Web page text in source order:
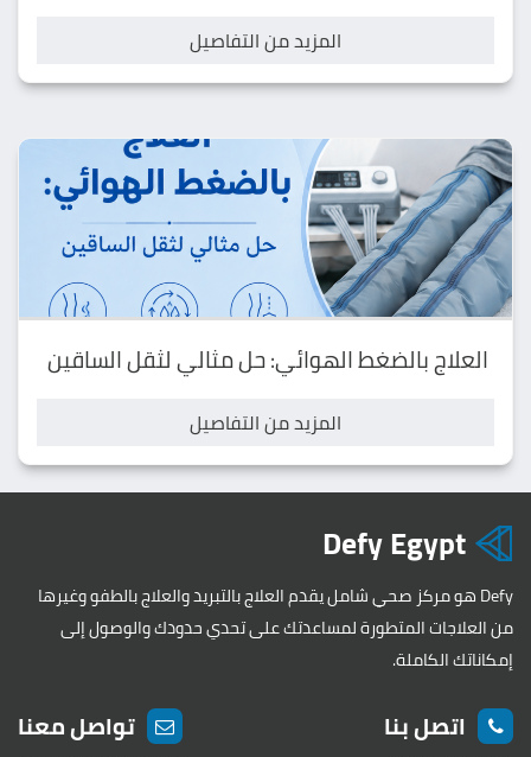
المزيد من التفاصيل
العلاج بالضغط الهوائي: حل مثالي لثقل الساقين
المزيد من التفاصيل
Defy Egypt
Defy هو مركز صحي شامل يقدم العلاج بالتبريد والعلاج بالطفو وغيرها
من العلاجات المتطورة لمساعدتك على تحدي حدودك والوصول إلى
إمكاناتك الكاملة.
اتصل بنا تواصل معنا